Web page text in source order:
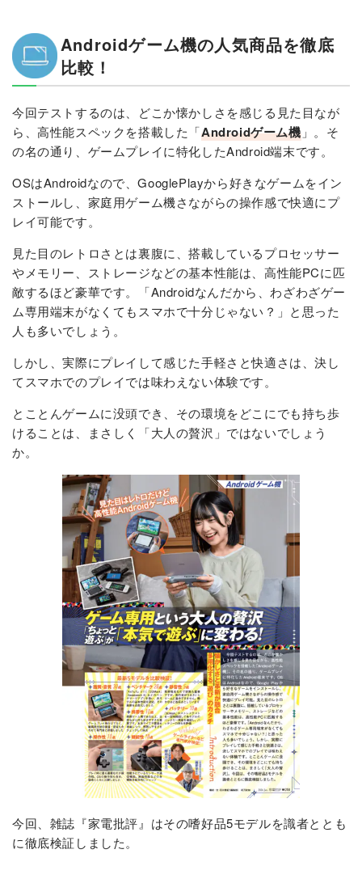
Androidゲーム機の人気商品を徹底
比較！
今回テストするのは、どこか懐かしさを感じる見た目なが
ら、高性能スペックを搭載した「Androidゲーム機」。そ
の名の通り、ゲームプレイに特化したAndroid端末です。
OSはAndroidなので、GooglePlayから好きなゲームをイン
ストールし、家庭用ゲーム機さながらの操作感で快適にプ
レイ可能です。
見た目のレトロさとは裏腹に、搭載しているプロセッサー
やメモリー、ストレージなどの基本性能は、高性能PCに匹
敵するほど豪華です。「Androidなんだから、わざわざゲー
ム専用端末がなくてもスマホで十分じゃない？」と思った
人も多いでしょう。
しかし、実際にプレイして感じた手軽さと快適さは、決し
てスマホでのプレイでは味わえない体験です。
とことんゲームに没頭でき、その環境をどこにでも持ち歩
けることは、まさしく「大人の贅沢」ではないでしょう
か。
今回、雑誌『家電批評』はその嗜好品5モデルを識者ととも
に徹底検証しました。